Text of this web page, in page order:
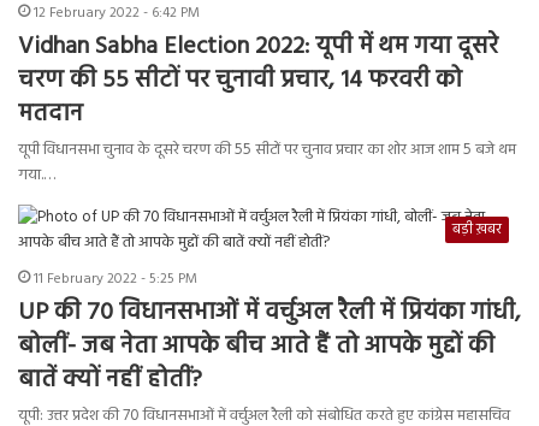
12 February 2022 - 6:42 PM
Vidhan Sabha Election 2022: यूपी में थम गया दूसरे
चरण की 55 सीटों पर चुनावी प्रचार, 14 फरवरी को
मतदान
यूपी विधानसभा चुनाव के दूसरे चरण की 55 सीटों पर चुनाव प्रचार का शोर आज शाम 5 बजे थम
गया.…
बड़ी ख़बर
11 February 2022 - 5:25 PM
UP की 70 विधानसभाओं में वर्चुअल रैली में प्रियंका गांधी,
बोलीं- जब नेता आपके बीच आते हैं तो आपके मुद्दों की
बातें क्यों नहीं होतीं?
यूपी: उत्तर प्रदेश की 70 विधानसभाओं में वर्चुअल रैली को संबोधित करते हुए कांग्रेस महासचिव